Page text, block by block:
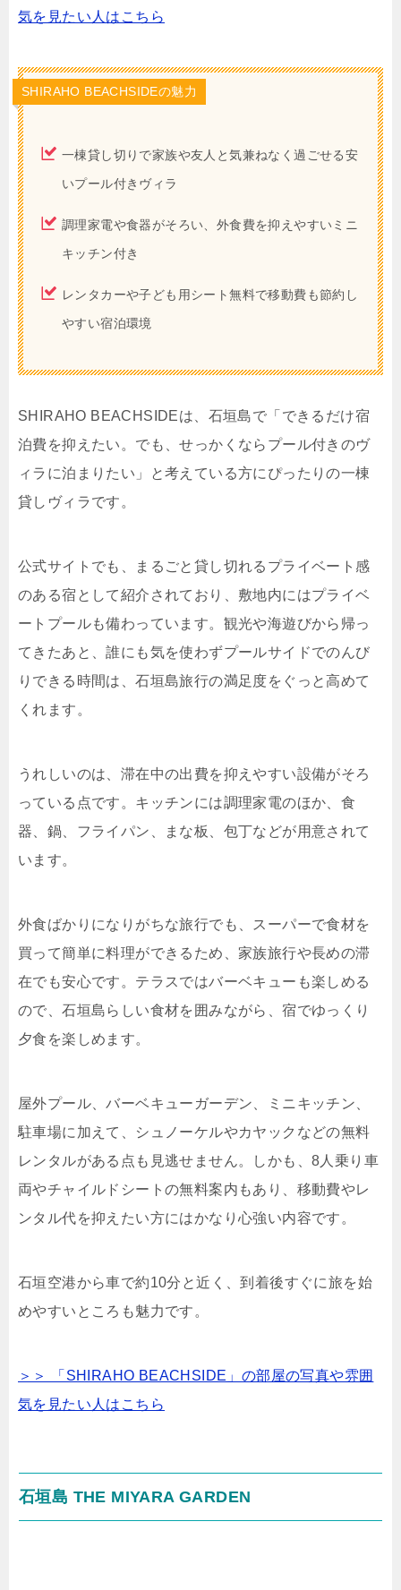
気を見たい人はこちら
SHIRAHO BEACHSIDEの魅力
一棟貸し切りで家族や友人と気兼ねなく過ごせる安
いプール付きヴィラ
調理家電や食器がそろい、外食費を抑えやすいミニ
キッチン付き
レンタカーや子ども用シート無料で移動費も節約し
やすい宿泊環境
SHIRAHO BEACHSIDEは、石垣島で「できるだけ宿
泊費を抑えたい。でも、せっかくならプール付きのヴ
ィラに泊まりたい」と考えている方にぴったりの一棟
貸しヴィラです。
公式サイトでも、まるごと貸し切れるプライベート感
のある宿として紹介されており、敷地内にはプライベ
ートプールも備わっています。観光や海遊びから帰っ
てきたあと、誰にも気を使わずプールサイドでのんび
りできる時間は、石垣島旅行の満足度をぐっと高めて
くれます。
うれしいのは、滞在中の出費を抑えやすい設備がそろ
っている点です。キッチンには調理家電のほか、食
器、鍋、フライパン、まな板、包丁などが用意されて
います。
外食ばかりになりがちな旅行でも、スーパーで食材を
買って簡単に料理ができるため、家族旅行や長めの滞
在でも安心です。テラスではバーベキューも楽しめる
ので、石垣島らしい食材を囲みながら、宿でゆっくり
夕食を楽しめます。
屋外プール、バーベキューガーデン、ミニキッチン、
駐車場に加えて、シュノーケルやカヤックなどの無料
レンタルがある点も見逃せません。しかも、8人乗り車
両やチャイルドシートの無料案内もあり、移動費やレ
ンタル代を抑えたい方にはかなり心強い内容です。
石垣空港から車で約10分と近く、到着後すぐに旅を始
めやすいところも魅力です。
＞＞ 「SHIRAHO BEACHSIDE」の部屋の写真や雰囲
気を見たい人はこちら
石垣島 THE MIYARA GARDEN